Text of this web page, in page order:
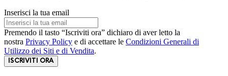
Inserisci la tua email
Premendo il tasto “Iscriviti ora” dichiaro di aver letto la
nostra Privacy Policy e di accettare le Condizioni Generali di
Utilizzo dei Siti e di Vendita.
ISCRIVITI ORA